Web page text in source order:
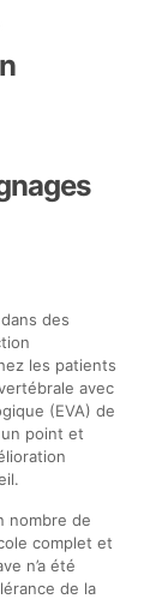
des
les patients
avec
(EVA) de
un point et
nombre de
complet et
n’a été
de la